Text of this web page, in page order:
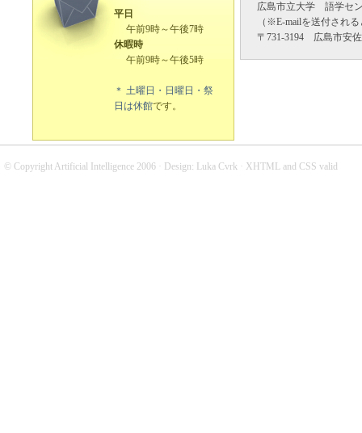
平日
午前9時～午後7時
休暇時
午前9時～午後5時
＊ 土曜日・日曜日・祭
日は休館です。
広島市立大学 語学セ
（※E-mailを送付され
〒731-3194 広島市安
© Copyright Artificial Intelligence 2006 · Design: Luka Cvrk · XHTML and CSS valid